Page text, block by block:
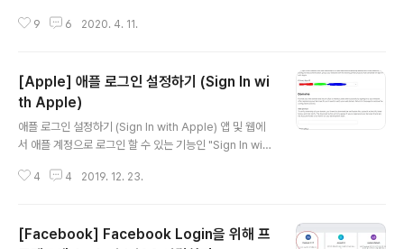
notification service의 줄임말로, iOS에 표시되는 푸시
페이지의 Identifiers 항목에 iOS 앱을 등록한 이후의 작
업을 다루므로, 아직 등록하지 않았다면 아래 링크를 따라
작업을 완료해야 한다. iOS - How to Create an App I
D The second step to complete and publish yo
9 6 2020. 4. 11.
[Apple] 애플 로그인 설정하기 (Sign In wi
th Apple)
애플 로그인 설정하기 (Sign In with Apple) 앱 및 웹에
서 애플 계정으로 로그인 할 수 있는 기능인 "Sign In with
넣어야 하는 이유 애플이 WWDC 2019에서 애플 로그인
OS 앱에 애플 로그인을 강제로 넣어야 한다는 조항을 내걸
4 4 2019. 12. 23.
[Facebook] Facebook Login을 위해 프